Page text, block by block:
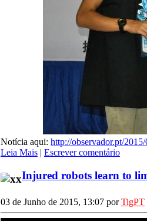
Notícia aqui: http://observador.pt/
Leia Mais | Escrever comentário
Injured robots learn to
03 de Junho de 2015, 13:07 porTigPT